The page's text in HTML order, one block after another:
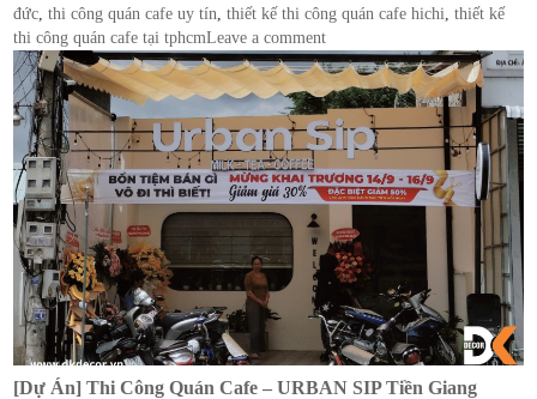
đức ,thi công quán cafe uy tín ,thiết kế thi công quán cafe hichi ,thiết kế
thi công quán cafe tại tphcmLeave a comment
[Dự Án] Thi Công Quán Cafe – URBAN SIP Tiền Giang